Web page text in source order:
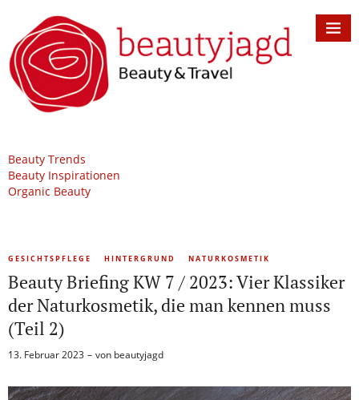
Beauty Trends
Beauty Inspirationen
Organic Beauty
GESICHTSPFLEGE HINTERGRUND NATURKOSMETIK
Beauty Briefing KW 7 / 2023: Vier Klassiker
der Naturkosmetik, die man kennen muss
(Teil 2)
13. Februar 2023 von beautyjagd